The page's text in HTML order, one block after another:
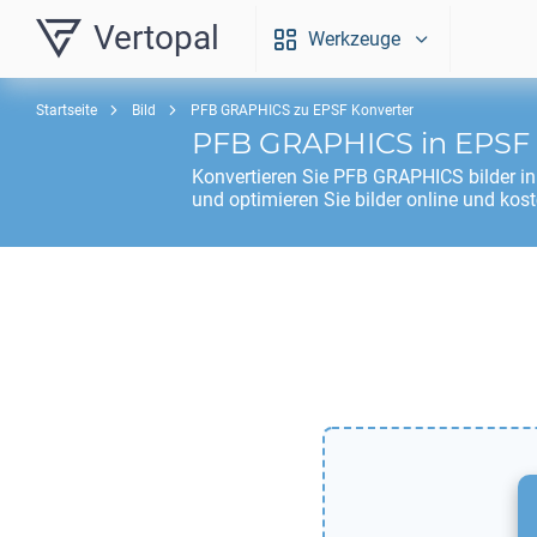
Vertopal Werkzeuge
Startseite Bild PFB GRAPHICS zu EPSF Konverter
PFB GRAPHICS in EPSF
Konvertieren Sie PFB GRAPHICS bilder
und optimieren Sie bilder online und